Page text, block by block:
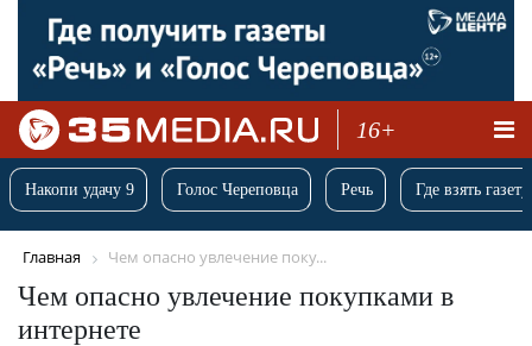
16+
Накопи удачу 9 Голос Череповца Речь Где взять
Главная Чем опасно увлечение поку...
Чем опасно увлечение покупками в
интернете